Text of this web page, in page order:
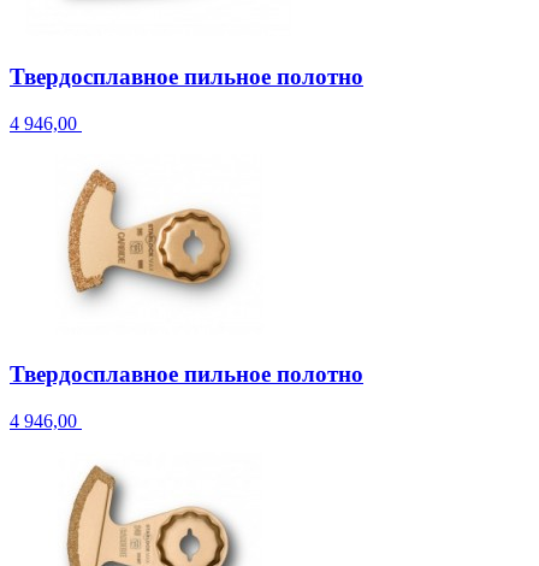
Твердосплавное пильное полотно
4 946,00
Твердосплавное пильное полотно
4 946,00